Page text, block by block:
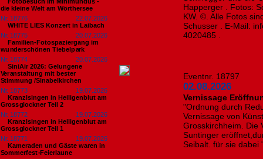
die kleine Welt am Wörthersee
Nr. 18776
22.07.2026
WHITE LIES Konzert in Laibach
Nr. 18775
20.07.2026
Familien-Fotospaziergang im
wunderschönen Tiebelpark
Nr. 18774
20.07.2026
SiniAir 2026: Gelungene
Veranstaltung mit bester
Stimmung /Sinabelkirchen
Nr. 18773
19.07.2026
Kranzlsingen in Heiligenblut am
Grossglockner Teil 2
Nr. 18772
19.07.2026
Kranzlsingen in Heiligenblut am
Grossglockner Teil 1
Nr. 18771
19.07.2026
Kameraden und Gäste waren in
Sommerfest-Feierlaune
Happerger . Fotos:
KW. ©. Alle Fotos
Schusser . E-Mail:
4020485 .
Eventnr. 18797
02.08.2026
Vernissage
"Ordnung durch
Vernissage von
Grosskirchheim. Die
Suntinger
Seibalt. für sie dabei